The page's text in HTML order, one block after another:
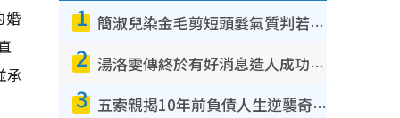
婚
承
1 簡淑兒染金毛剪短頭髮氣質判若兩人！嚇壞老公麥大力都認唔出：「你做咩事？」
2 湯洛雯傳終於有好消息造人成功！兩大細節曝孕味極濃惹猜測：大肚婆先會咁！
3 五索親揭10年前負債人生逆襲奇蹟！全靠去一地方轉運後即遇上馬先生